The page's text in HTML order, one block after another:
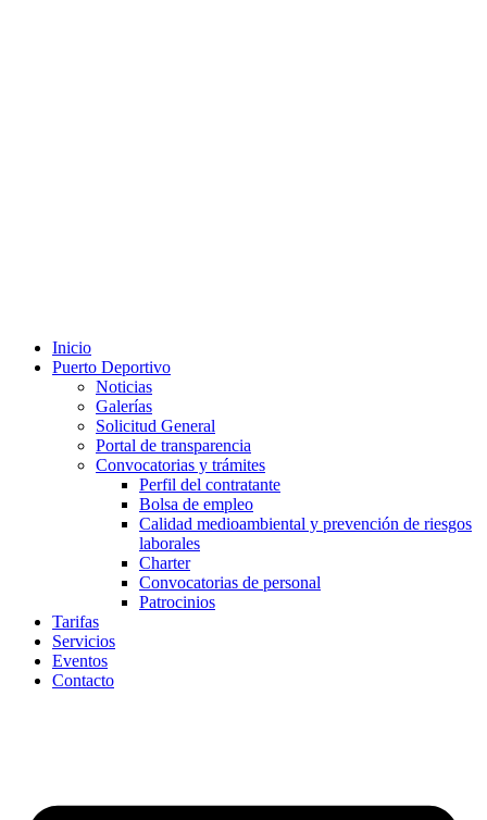
Inicio
Puerto Deportivo
Noticias
Galerías
Solicitud General
Portal de transparencia
Convocatorias y trámites
Perfil del contratante
Bolsa de empleo
Calidad medioambiental y prevención de riesgos
laborales
Charter
Convocatorias de personal
Patrocinios
Tarifas
Servicios
Eventos
Contacto